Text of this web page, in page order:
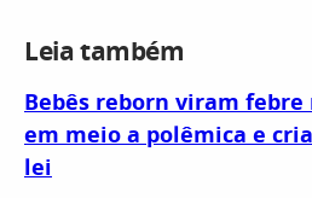
Leia também
Bebês reborn viram febre
em meio a polêmica e
lei